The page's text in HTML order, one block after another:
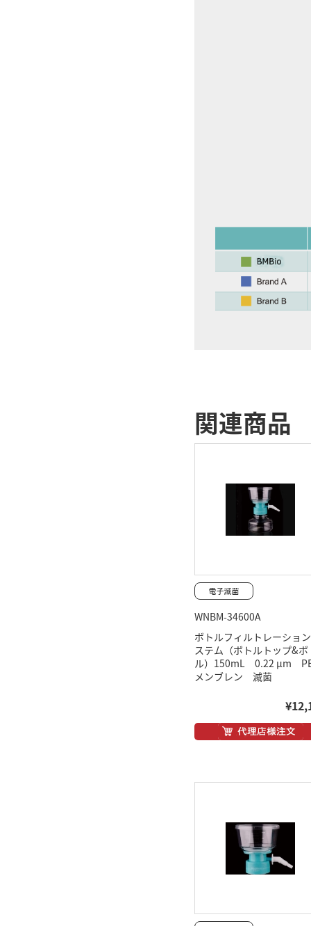
関連商品
WNBM-34600A
ボトルフィルトレーショ
ステム（ボトルトップ&ボ
ル）150mL 0.22 μm
メンブレン 滅菌